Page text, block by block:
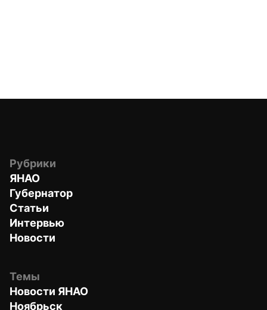
Рубрики
ЯНАО
Губернатор
Статьи
Интервью
Новости
Темы
Новости ЯНАО
Ноябрьск